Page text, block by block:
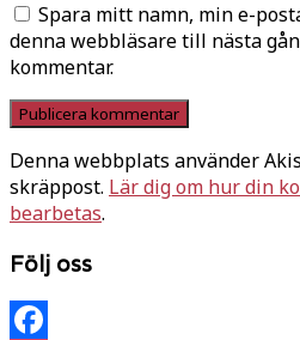
Spara mitt namn, min e-
denna webbläsare till nästa
kommentar.
Denna webbplats använder
skräppost. Lär dig om hur din
bearbetas.
Följ oss